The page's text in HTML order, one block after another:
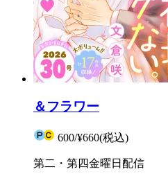
＆フラワー
600/¥660(税込)
第二・第四金曜日配信